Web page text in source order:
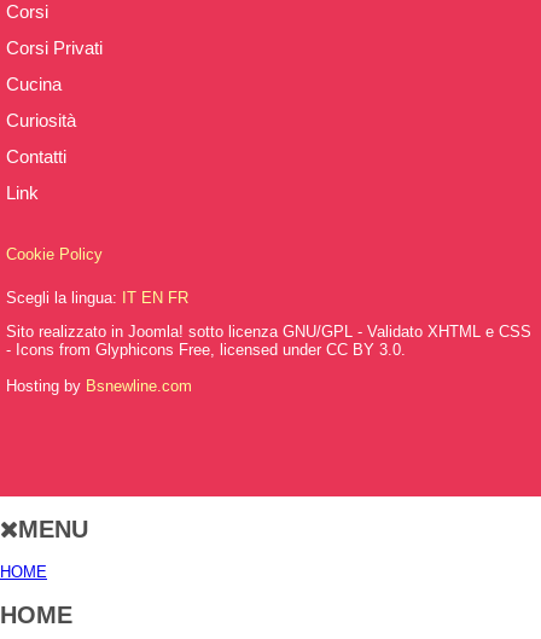
Corsi
Corsi Privati
Cucina
Curiosità
Contatti
Link
Cookie Policy
Scegli la lingua: IT EN FR
Sito realizzato in Joomla! sotto licenza GNU/GPL - Validato XHTML e CSS
- Icons from Glyphicons Free, licensed under CC BY 3.0.
Hosting by Bsnewline.com
MENU
HOME
HOME